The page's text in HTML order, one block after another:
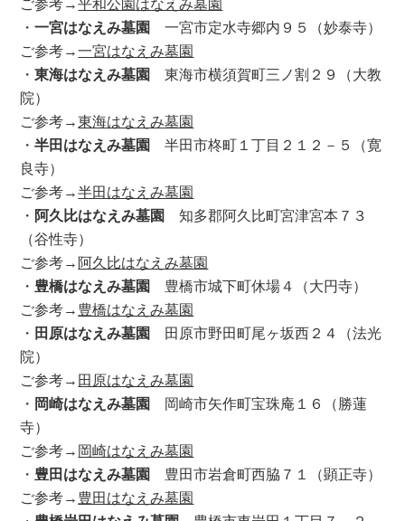
・一宮はなえみ墓園 一宮市定水寺郷内９５（妙泰寺）
ご参考→一宮はなえみ墓園
・東海はなえみ墓園 東海市横須賀町三ノ割２９（大教
院）
ご参考→東海はなえみ墓園
・半田はなえみ墓園 半田市柊町１丁目２１２－５（寛
良寺）
ご参考→半田はなえみ墓園
・ 阿久比はなえみ墓園 知多郡阿久比町宮津宮本７３
（谷性寺）
ご参考→ 阿久比はなえみ墓園
・ 豊橋はなえみ墓園 豊橋市城下町休場４（大円寺）
ご参考→ 豊橋はなえみ墓園
・ 田原はなえみ墓園 田原市野田町尾ヶ坂西２４（法光
院）
ご参考→ 田原はなえみ墓園
・ 岡崎はなえみ墓園 岡崎市矢作町宝珠庵１６（勝蓮
寺）
ご参考→ 岡崎はなえみ墓園
・ 豊田はなえみ墓園 豊田市岩倉町西脇７１（顕正寺）
ご参考→ 豊田はなえみ墓園